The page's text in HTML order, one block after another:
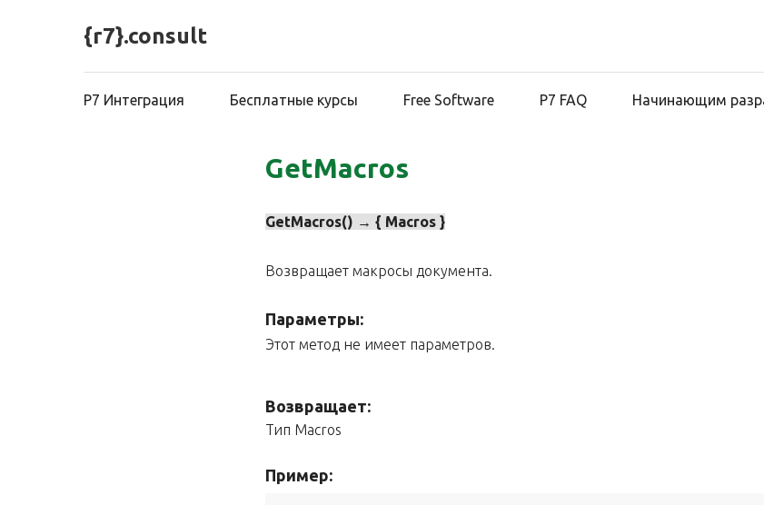
{r7}.consult
Р7 Интеграция Бесплатные курсы Free Software Р7 FAQ Начинающим
GetMacros
GetMacros() → { Macros }
Возвращает макросы документа.
Параметры:
Этот метод не имеет параметров.
Возвращает:
Тип Macros
Пример: